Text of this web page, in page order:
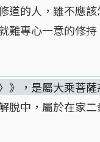
道的人，雖不應
難專心一意的修
》，是屬大乘菩
脫中，屬於在家